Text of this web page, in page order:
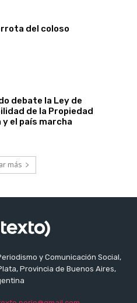
del coloso
debate la Ley de
de la Propiedad
y el país marcha
más
y Comunicación Social,
Provincia de Buenos Aires,